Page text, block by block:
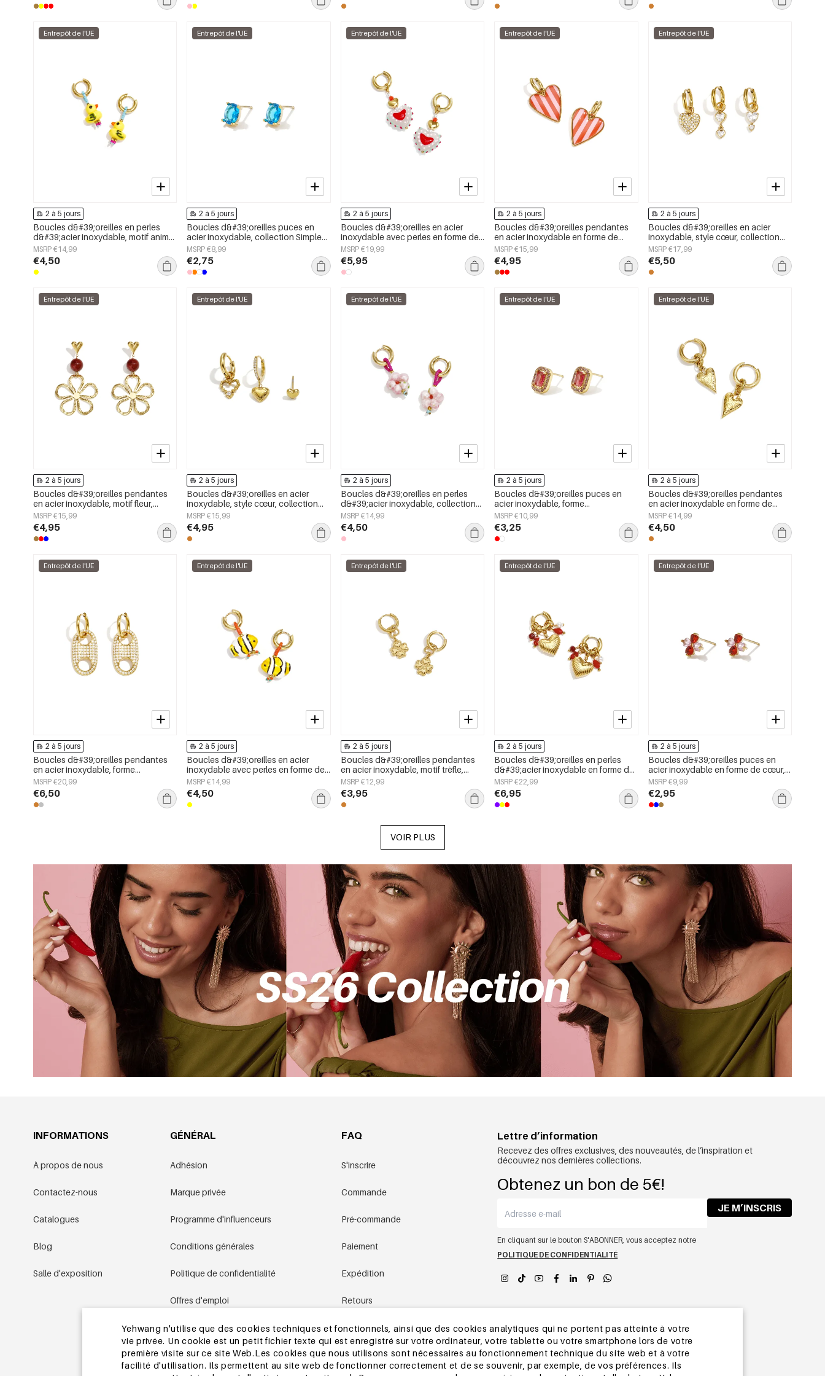
Yehwang n'utilise que des cookies techniques et fonctionnels, ainsi que des cookies analytiques qui ne portent pas atteinte à votre
vie privée. Un cookie est un petit fichier texte qui est enregistré sur votre ordinateur, votre tablette ou votre smartphone lors de votre
première visite sur ce site Web.Les cookies que nous utilisons sont nécessaires au fonctionnement technique du site web et à votre
facilité d'utilisation. Ils permettent au site web de fonctionner correctement et de se souvenir, par exemple, de vos préférences. Ils
Entrepôt de l'UE
2 à 5 jours
Boucles d&#39;oreilles en perles
d&#39;acier inoxydable, motif animal
mignon, collection Daily Simple,
bijoux pour femmes
MSRP €14,99
€4,50
Entrepôt de l'UE
2 à 5 jours
Boucles d&#39;oreilles puces en
acier inoxydable, collection Simple
Daily Simple, bijoux pour femmes
MSRP €8,99
€2,75
Entrepôt de l'UE
2 à 5 jours
Boucles d&#39;oreilles en acier
inoxydable avec perles en forme de
cœur, collection Daily Simple, bijoux
pour femmes
MSRP €19,99
€5,95
Entrepôt de l'UE
2 à 5 jours
Boucles d&#39;oreilles pendantes
en acier inoxydable en forme de
cœur, collection Daily Simple, bijoux
pour femmes
MSRP €15,99
€4,95
Entrepôt de l'UE
2 à 5 jours
Boucles d&#39;oreilles en acier
inoxydable, style cœur, collection
simple, bijoux pour femmes
MSRP €17,99
€5,50
Entrepôt de l'UE
2 à 5 jours
Boucles d&#39;oreilles pendantes
en acier inoxydable, motif fleur,
collection Daily Simple, bijoux pour
femmes
MSRP €15,99
€4,95
Entrepôt de l'UE
2 à 5 jours
Boucles d&#39;oreilles en acier
inoxydable, style cœur, collection
Daily Simple, bijoux pour femmes
MSRP €15,99
€4,95
Entrepôt de l'UE
2 à 5 jours
Boucles d&#39;oreilles en perles
d&#39;acier inoxydable, collection
florale simple et mignonne, bijoux
pour femmes
MSRP €14,99
€4,50
Entrepôt de l'UE
2 à 5 jours
Boucles d&#39;oreilles puces en
acier inoxydable, forme
géométrique, collection simple pour
le quotidien, bijoux pour femmes
MSRP €10,99
€3,25
Entrepôt de l'UE
2 à 5 jours
Boucles d&#39;oreilles pendantes
en acier inoxydable en forme de
cœur, collection Daily Simple, bijoux
pour femmes
MSRP €14,99
€4,50
Entrepôt de l'UE
2 à 5 jours
Boucles d&#39;oreilles pendantes
en acier inoxydable, forme
géométrique, collection simple pour
le quotidien, bijoux pour femmes
MSRP €20,99
€6,50
Entrepôt de l'UE
2 à 5 jours
Boucles d&#39;oreilles en acier
inoxydable avec perles en forme de
poisson, collection simple et
mignonne pour tous les jours, bijoux
pour femmes
MSRP €14,99
€4,50
Entrepôt de l'UE
2 à 5 jours
Boucles d&#39;oreilles pendantes
en acier inoxydable, motif trèfle,
collection Daily Simple, bijoux pour
femmes
MSRP €12,99
€3,95
Entrepôt de l'UE
2 à 5 jours
Boucles d&#39;oreilles en perles
d&#39;acier inoxydable en forme de
cœur, collection Daily Simple, bijoux
pour femmes
MSRP €22,99
€6,95
Entrepôt de l'UE
2 à 5 jours
Boucles d&#39;oreilles puces en
acier inoxydable en forme de cœur,
collection Daily Simple, bijoux pour
femmes
MSRP €9,99
€2,95
VOIR PLUS
INFORMATIONS
À propos de nous
Contactez-nous
Catalogues
Blog
Salle d'exposition
GÉNÉRAL
Adhésion
Marque privée
Programme d'influenceurs
Conditions générales
Politique de confidentialité
Offres d'emploi
Conditions promotionnelles
Plan du site
FAQ
S'inscrire
Commande
Pré-commande
Paiement
Expédition
Retours
Entrepôt en Chine
Autres questions
Lettre d’information
Recevez des offres exclusives, des nouveautés, de l’inspiration et
découvrez nos dernières collections.
Obtenez un bon de 5€!
JE M’INSCRIS
En cliquant sur le bouton S'ABONNER, vous acceptez notre
POLITIQUE DE CONFIDENTIALITÉ
YEHWANG app